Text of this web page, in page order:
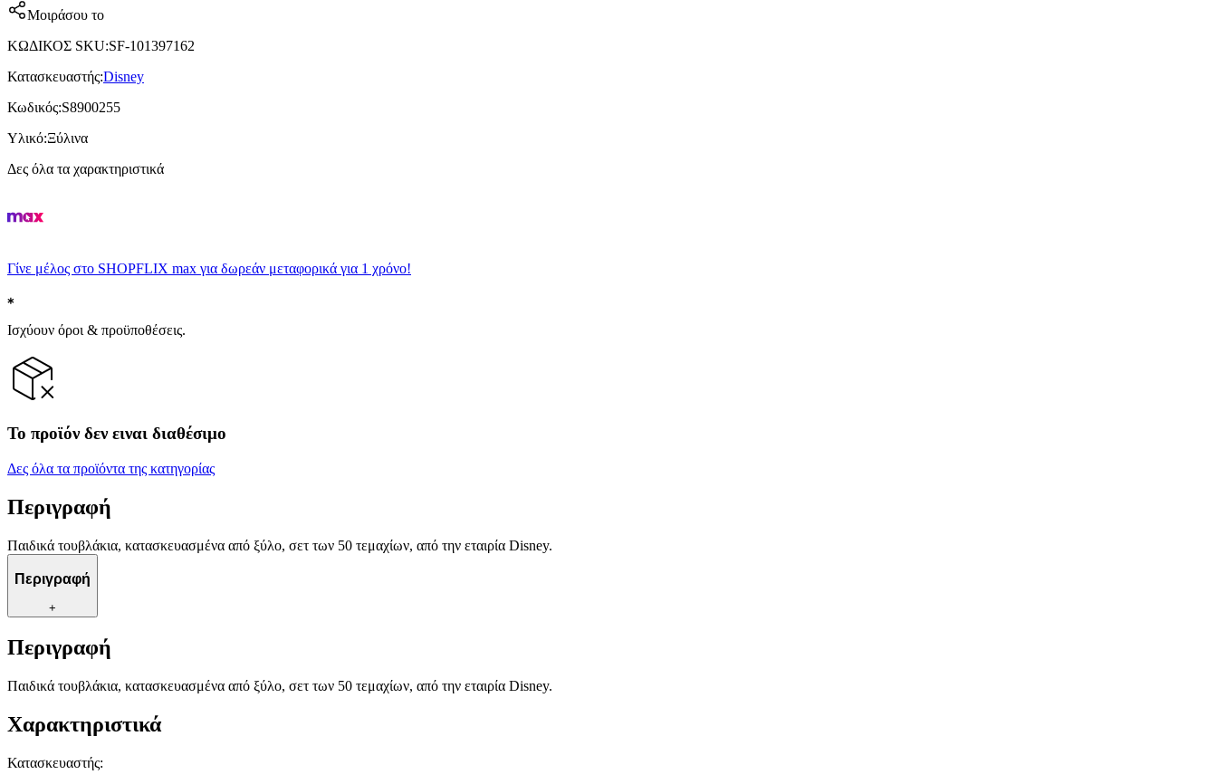
Μοιράσου το
ΚΩΔΙΚΟΣ SKU:SF-101397162
Κατασκευαστής:Disney
Κωδικός:S8900255
Υλικό:Ξύλινα
Δες όλα τα χαρακτηριστικά
Γίνε μέλος στο SHOPFLIX max για δωρεάν μεταφορικά για 1 χρόνο!
Ισχύουν όροι & προϋποθέσεις.
Το προϊόν δεν ειναι διαθέσιμο
Δες όλα τα προϊόντα της κατηγορίας
Περιγραφή
Παιδικά τουβλάκια, κατασκευασμένα από ξύλο, σετ των 50 τεμαχίων, από την εταιρία Disney.
Περιγραφή
+
Περιγραφή
Παιδικά τουβλάκια, κατασκευασμένα από ξύλο, σετ των 50 τεμαχίων, από την εταιρία Disney.
Χαρακτηριστικά
Κατασκευαστής: